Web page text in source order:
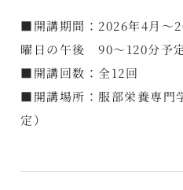
■開講期間：2026年4月
曜日の午後 90～120分予
■開講回数：全12回
■開講場所：服部栄養専
定）